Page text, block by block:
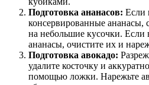
Подготовка ананасов: Если
консервированные ананасы,
на небольшие кусочки. Если
ананасы, очистите их и
Подготовка авокадо:
удалите косточку и
помощью ложки. Нарежьте